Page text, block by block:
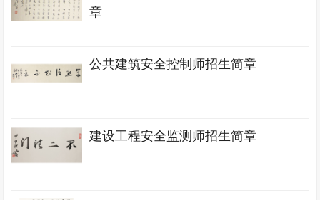
章
公共建筑安全控制师招生简章
建设工程安全监测师招生简章